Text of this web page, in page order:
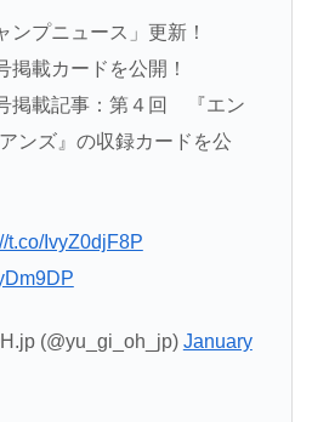
ンプニュース」更新！
掲載カードを公開！
掲載記事：第４回 『エン
ンズ』の収録カードを公
t.co/IvyZ0djF8P
(@yu_gi_oh_jp) January